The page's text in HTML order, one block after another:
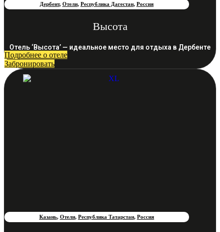
Дербент, Отели, Республика Дагестан, Россия
Высота
Отель ‘Высота’ — идеальное место для отдыха в Дербенте
Подробнее о отеле
Забронировать
Казань, Отели, Республика Татарстан, Россия